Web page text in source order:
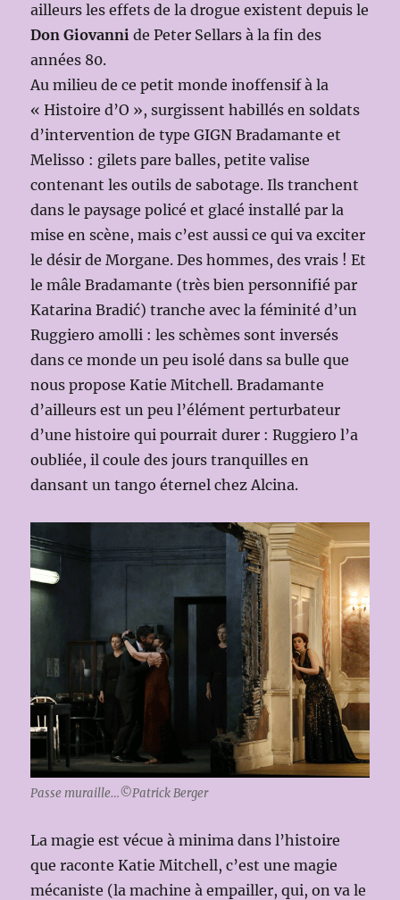
ailleurs les effets de la drogue existent depuis le
Don Giovanni de Peter Sellars à la fin des
années 80.
Au milieu de ce petit monde inoffensif à la
« Histoire d’O », surgissent habillés en soldats
d’intervention de type GIGN Bradamante et
Melisso : gilets pare balles, petite valise
contenant les outils de sabotage. Ils tranchent
dans le paysage policé et glacé installé par la
mise en scène, mais c’est aussi ce qui va exciter
le désir de Morgane. Des hommes, des vrais ! Et
le mâle Bradamante (très bien personnifié par
Katarina Bradić) tranche avec la féminité d’un
Ruggiero amolli : les schèmes sont inversés
dans ce monde un peu isolé dans sa bulle que
nous propose Katie Mitchell. Bradamante
d’ailleurs est un peu l’élément perturbateur
d’une histoire qui pourrait durer : Ruggiero l’a
oubliée, il coule des jours tranquilles en
dansant un tango éternel chez Alcina.
Passe muraille…©Patrick Berger
La magie est vécue à minima dans l’histoire
que raconte Katie Mitchell, c’est une magie
mécaniste (la machine à empailler, qui, on va le